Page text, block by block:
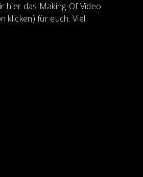
hier das Making-Of Video
klicken) für euch. Viel